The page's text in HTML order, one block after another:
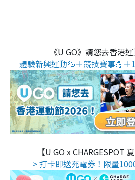
《U GO》請您去香港
體驗新興運動💦＋競技賽事💪＋
【U GO x CHARGESPOT
> 打卡即送充電券！限量